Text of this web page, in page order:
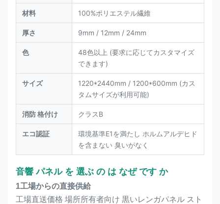
材料 100%ポリエステル繊維
厚さ 9mm / 12mm / 24mm
色
48色以上 (要求に応じてカスタマイズ
できます)
サイズ
1220*2440mm / 1200*600mm (カス
タムサイズが利用可能)
消防 格付け クラスB
エコ認証
環境基準E1を満たし ホルムアルデヒド
を含まない 臭いがなく
音響 パネル を 選ぶ の は なぜ です か
1工場からの直接供給
工場直送価格 場所所有者向け 黒いレンガパネル スト